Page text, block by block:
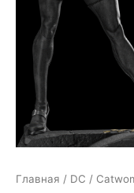
Главная / DC /